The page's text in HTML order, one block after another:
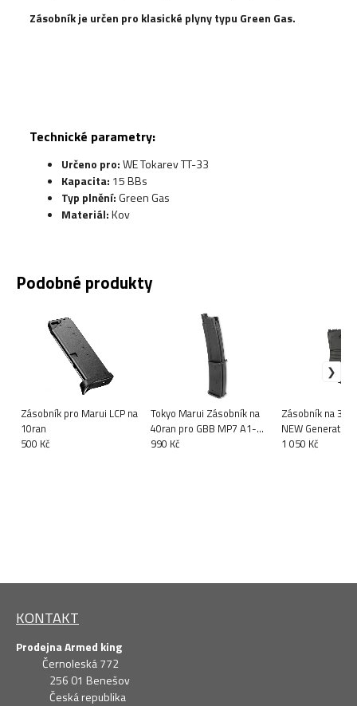
Zásobník je určen pro klasické plyny typu Green Gas.
Technické parametry:
Určeno pro:WE Tokarev TT-33
Kapacita: 15 BBs
Typ plnění:Green Gas
Materiál:Kov
Podobné produkty
Zásobník pro Marui LCP na
10ran
500 Kč
Tokyo Marui Zásobník na
40ran pro GBB MP7 A1-
kov
990 Kč
Zásobník na 30
NEW Generation
PDW
1 050 Kč
KONTAKT
Prodejna Armed king
Černoleská 772
256 01 Benešov
Česká republika